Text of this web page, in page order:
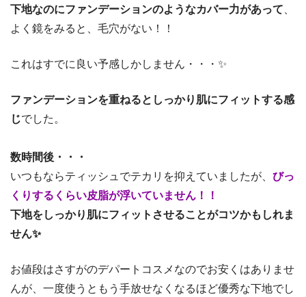
下地なのにファンデーションのようなカバー力があって
よく鏡をみると、毛穴がない！！
これはすでに良い予感しかしません・・・✨
ファンデーションを重ねるとしっかり肌にフィットする感
じでした。
数時間後・・・
いつもならティッシュでテカリを抑えていましたが、 びっ
くりするくらい皮脂が浮いていません！！
下地をしっかり肌にフィットさせることがコツかもしれま
せん✨
お値段はさすがのデパートコスメなのでお安くはありませ
んが、一度使うともう手放せなくなるほど優秀な下地でし